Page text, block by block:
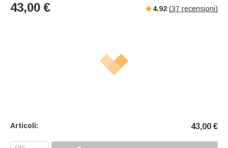
43,00 € 4.92 (37 recensioni)
Articoli: 43,00 €